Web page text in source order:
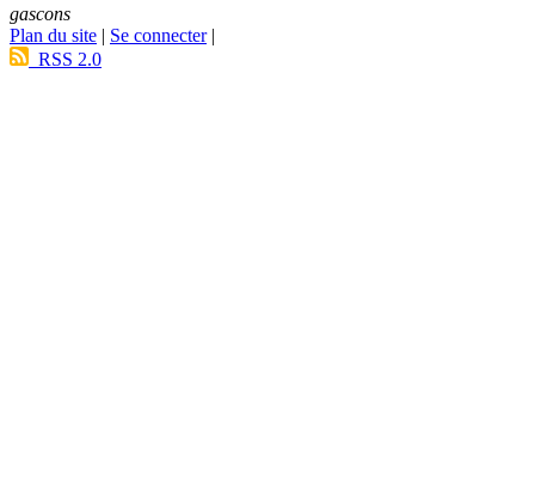
gascons
Plan du site | Se connecter|
RSS 2.0